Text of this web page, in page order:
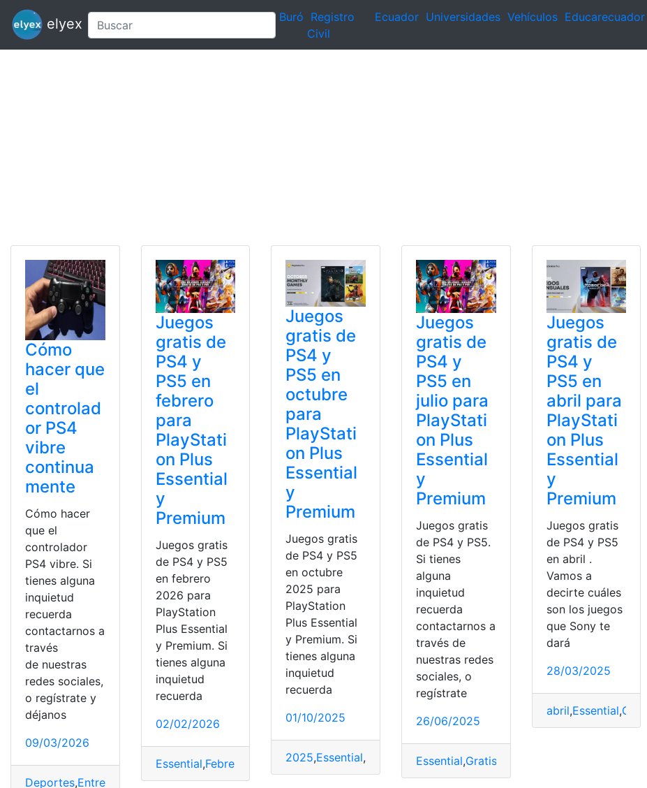
elyex Buró Registro
Civil
Ecuador Universidades Vehículos Educarecuador
Cómo
hacer que
el
controlad
or PS4
vibre
continua
mente
Cómo hacer
que el
controlador
PS4 vibre. Si
tienes alguna
inquietud
recuerda
contactarnos a
través
de nuestras
redes sociales,
o regístrate y
déjanos
09/03/2026
Deportes,Entretenimiento,Internacionales,Ps4
Juegos
gratis de
PS4 y
PS5 en
febrero
para
PlayStati
on Plus
Essential
y
Premium
Juegos gratis
de PS4 y PS5
en febrero
2026 para
PlayStation
Plus Essential
y Premium. Si
tienes alguna
inquietud
recuerda
02/02/2026
Essential,Febrero Juegos,Playstation Premium,Ps4,Ps5
Juegos
gratis de
PS4 y
PS5 en
octubre
para
PlayStati
on Plus
Essential
y
Premium
Juegos gratis
de PS4 y PS5
en octubre
2025 para
PlayStation
Plus Essential
y Premium. Si
tienes alguna
inquietud
recuerda
01/10/2025
2025,Essential, Juegos,Octubre,Playstation
Juegos
gratis de
PS4 y
PS5 en
julio para
PlayStati
on Plus
Essential
y
Premium
Juegos gratis
de PS4 y PS5.
Si tienes
alguna
inquietud
recuerda
contactarnos a
través de
nuestras redes
sociales, o
regístrate
26/06/2025
Essential,Gratis
Juegos
gratis de
PS4 y
PS5 en
abril para
PlayStati
on Plus
Essential
y
Premium
Juegos gratis
de PS4 y PS5
en abril .
Vamos a
decirte cuáles
son los juegos
que Sony te
dará
28/03/2025
abril,Essential,Gratis